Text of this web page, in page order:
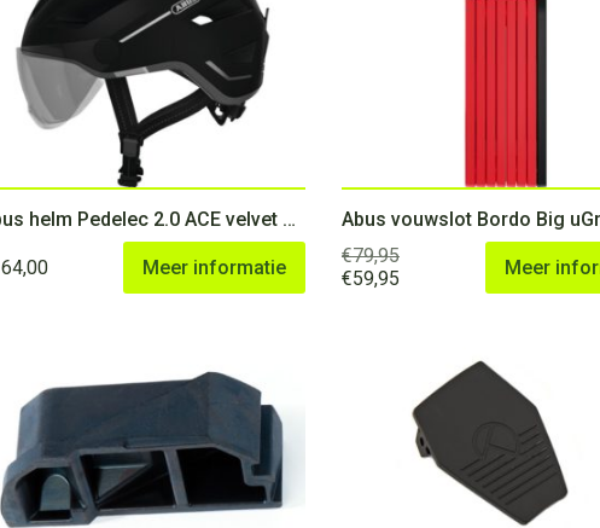
Abus helm Pedelec 2.0 ACE velvet black L 56-62
Meer informatie
€79,95
Oorspronkelijke
€59,95Huidige
Meer